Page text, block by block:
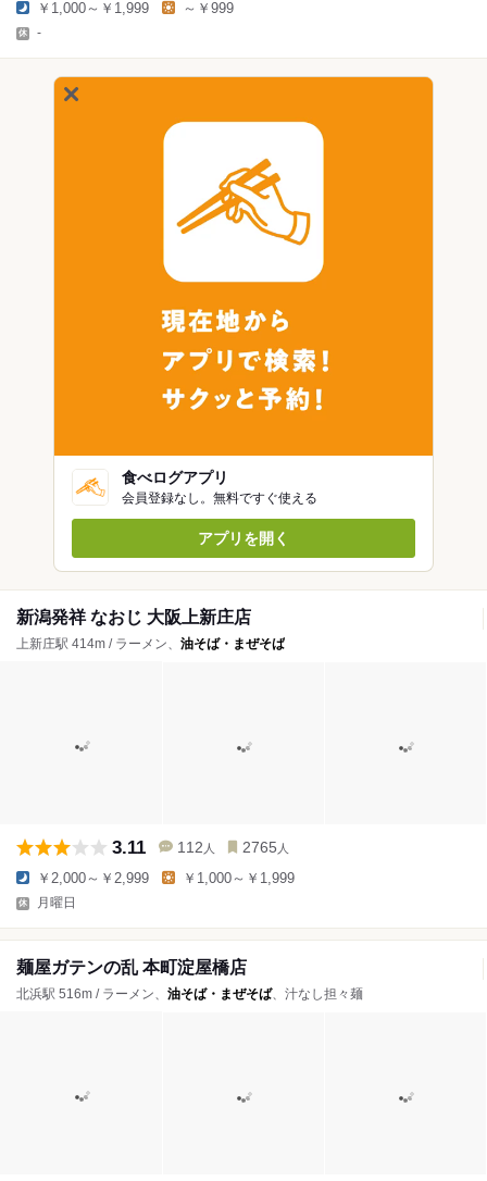
￥1,000～￥1,999 ～￥999
-
食べログアプリ
会員登録なし。無料ですぐ使える
アプリを開く
新潟発祥 なおじ 大阪上新庄店
上新庄駅 414m / ラーメン、 油そば・まぜそば
3.11 112 人 2765 人
￥2,000～￥2,999 ￥1,000～￥1,999
月曜日
麺屋ガテンの乱 本町淀屋橋店
北浜駅 516m / ラーメン、 油そば・まぜそば、汁なし担々麺